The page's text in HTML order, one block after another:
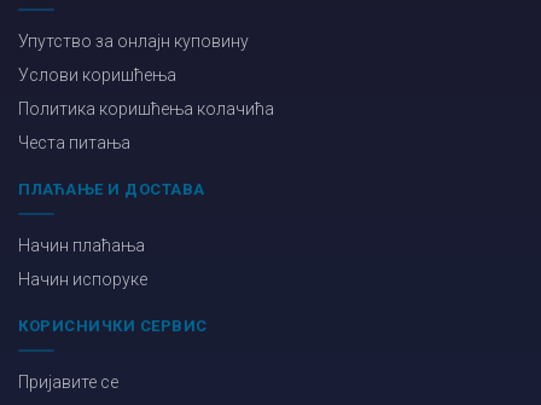
Упутство за онлајн куповину
Услови коришћења
Политика коришћења колачића
Честа питања
ПЛАЋАЊЕ И ДОСТАВА
Начин плаћања
Начин испоруке
КОРИСНИЧКИ СЕРВИС
Пријавите се